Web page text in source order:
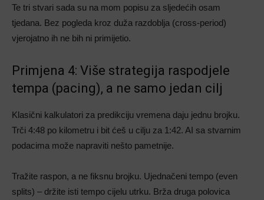
Te tri stvari sada su na mom popisu za sljedećih osam
tjedana. Bez pogleda kroz duža razdoblja (cross-period)
vjerojatno ih ne bih ni primijetio.
Primjena 4: Više strategija raspodjele
tempa (pacing), a ne samo jedan cilj
Klasični kalkulatori za predikciju vremena daju jednu brojku.
Trči 4:48 po kilometru i bit ćeš u cilju za 1:42. AI sa stvarnim
podacima može napraviti nešto pametnije.
Tražite raspon, a ne fiksnu brojku. Ujednačeni tempo (even
splits) – držite isti tempo cijelu utrku. Brža druga polovica